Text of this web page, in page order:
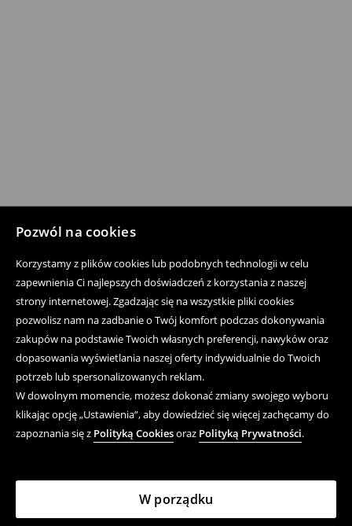
Pozwól na cookies
Korzystamy z plików cookies lub podobnych technologii w celu
zapewnienia Ci najlepszych doświadczeń z korzystania z naszej
strony internetowej. Zgadzając się na wszystkie pliki cookies
pozwolisz nam na zadbanie o Twój komfort podczas dokonywania
zakupów na podstawie Twoich własnych preferencji, nawyków oraz
dopasowania wyświetlania naszej oferty indywidualnie do Twoich
potrzeb lub spersonalizowanych reklam.
W dowolnym momencie, możesz dokonać zmiany swojego wyboru
klikając opcję „Ustawienia”, aby dowiedzieć się więcej zachęcamy do
zapoznania się z Polityką Cookiesoraz Polityką Prywatności.
W porządku